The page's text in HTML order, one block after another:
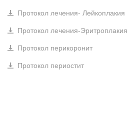
Протокол лечения- Лейкоплакия
Протокол лечения-Эритроплакия
Протокол перикоронит
Протокол периостит